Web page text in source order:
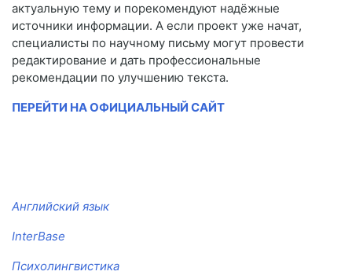
актуальную тему и порекомендуют надёжные
источники информации. А если проект уже начат,
специалисты по научному письму могут провести
редактирование и дать профессиональные
рекомендации по улучшению текста.
ПЕРЕЙТИ НА ОФИЦИАЛЬНЫЙ САЙТ
Английский язык
InterBase
Психолингвистика